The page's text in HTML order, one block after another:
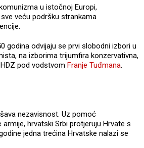
u istočnoj Europi,
veću podršku strankama
godina odvijaju se prvi slobodni izbori u
na izborima trijumfira konzervativna,
pod vodstvom Franje Tuđmana.
nezavisnost. Uz pomoć
hrvatski Srbi protjeruju Hrvate s
jedna trećina Hrvatske nalazi se